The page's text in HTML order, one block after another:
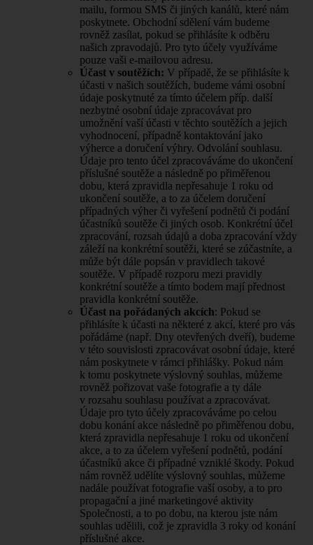
mailu, formou SMS či jiných kanálů, které nám
poskytnete. Obchodní sdělení vám budeme
rovněž zasílat, pokud se přihlásíte k odběru
našich zpravodajů. Pro tyto účely využíváme
pouze vaši e-mailovou adresu.
Účast v soutěžích: V případě, že se přihlásíte k
účasti v našich soutěžích, budeme vámi osobní
údaje poskytnuté za tímto účelem příp. další
nezbytné osobní údaje zpracovávat pro
umožnění vaší účasti v těchto soutěžích a jejich
vyhodnocení, případně kontaktování jako
výherce a doručení výhry. Odvolání souhlasu.
Údaje pro tento účel zpracováváme do ukončení
příslušné soutěže a následně po přiměřenou
dobu, která zpravidla nepřesahuje 1 roku od
ukončení soutěže, a to za účelem doručení
případných výher či vyřešení podnětů či podání
účastníků soutěže či jiných osob. Konkrétní účel
zpracování, rozsah údajů a doba zpracování vždy
záleží na konkrétní soutěži, které se zúčastníte, a
může být dále popsán v pravidlech takové
soutěže. V případě rozporu mezi pravidly
konkrétní soutěže a tímto bodem mají přednost
pravidla konkrétní soutěže.
Účast na pořádaných akcích: Pokud se
přihlásíte k účasti na některé z akcí, které pro vás
pořádáme (např. Dny otevřených dveří), budeme
v této souvislosti zpracovávat osobní údaje, které
nám poskytnete v rámci přihlášky. Pokud nám
k tomu poskytnete výslovný souhlas, můžeme
rovněž pořizovat vaše fotografie a ty dále
v rozsahu souhlasu používat a zpracovávat.
Údaje pro tyto účely zpracováváme po celou
dobu konání akce následně po přiměřenou dobu,
která zpravidla nepřesahuje 1 roku od ukončení
akce, a to za účelem vyřešení podnětů, podání
účastníků akce či případné vzniklé škody. Pokud
nám rovněž udělíte výslovný souhlas, můžeme
nadále používat fotografie vaší osoby, a to pro
propagační a jiné marketingové aktivity
Společnosti, a to po dobu, na kterou jste nám
souhlas udělili, což je zpravidla 3 roky od konání
příslušné akce.